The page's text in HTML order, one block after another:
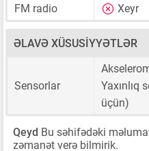
FM radio Xeyr
ƏLAVƏ XÜSUSIYYƏTLƏR
Sensorlar
Yaxınlıq
üçün)
Qeyd Bu səhifədəki
zəmanət verə bilmirik.